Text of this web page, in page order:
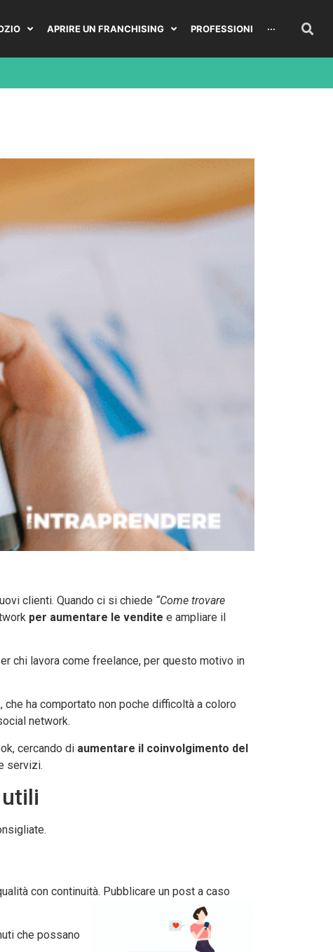
APRIRE UN FRANCHISING PROFESSIONI ···
clienti. Quando ci si chiede “Come trovare
per aumentare le vendite e ampliare il
chi lavora come freelance, per questo motivo in
che ha comportato non poche difficoltà a coloro
network.
cercando di aumentare il coinvolgimento del
servizi.
con continuità. Pubblicare un post a caso
che possano